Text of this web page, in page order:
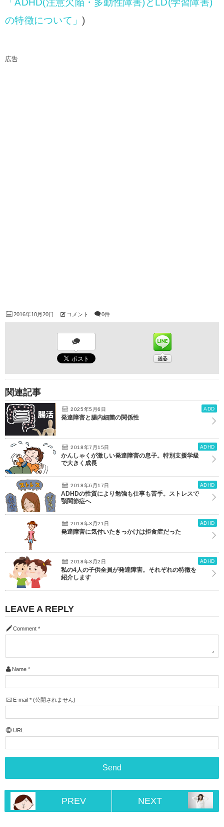
「ADHD(注意欠陥・多動性障害)とLD(学習障害)
の特徴について」)
広告
2016年10月20日 コメント 0件
関連記事
2025年5月6日 ADD
発達障害と腸内細菌の関係性
2018年7月15日 ADHD
かんしゃくが激しい発達障害の息子。特別支援学級
で大きく成長
2018年6月17日 ADHD
ADHDの性質により勉強も仕事も苦手。ストレスで
顎関節症へ
2018年3月21日 ADHD
発達障害に気付いたきっかけは拒食症だった
2018年3月2日 ADHD
私の4人の子供全員が発達障害。それぞれの特徴を
紹介します
LEAVE A REPLY
Comment *
Name *
E-mail *(公開されません)
URL
PREV NEXT